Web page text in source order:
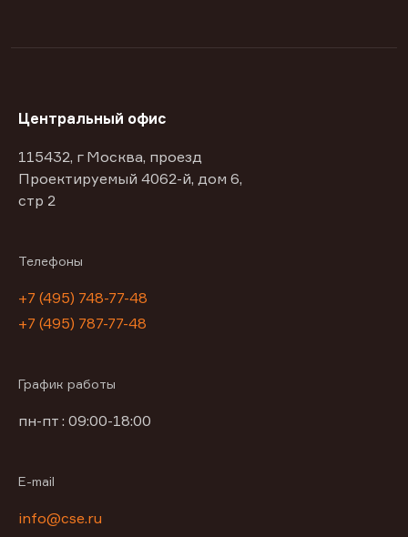
Центральный офис
115432, г Москва, проезд
Проектируемый 4062-й, дом 6,
стр 2
Телефоны
+7 (495) 748-77-48
+7 (495) 787-77-48
График работы
пн-пт : 09:00-18:00
E-mail
info@cse.ru